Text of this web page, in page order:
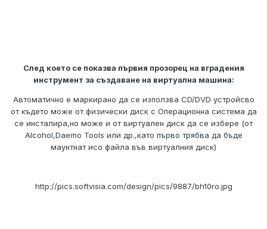
След което се показва първия прозорец на вградения
инструмент за създаване на виртуална машина:
Автоматично е маркирано да се използва CD/DVD устройсво
от където може от физически диск с Операционна система да
се инсталира,но може и от виртуален диск да се избере (от
Alcohol,Daemo Tools или др.,като първо трябва да бъде
маунтнат исо файла във виртуалния диск)
http://pics.softvisia.com/design/pics/9887/bh10ro.jpg